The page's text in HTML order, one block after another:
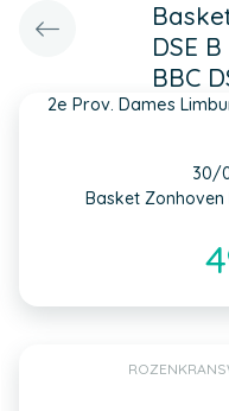
DSE
BBC
2e Prov. Dames
30/
Basket Zonhoven